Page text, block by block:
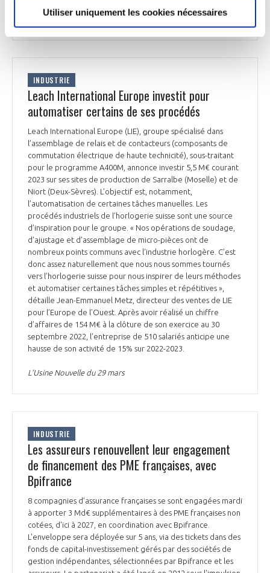
Utiliser uniquement les cookies nécessaires
Aerobuzz du 29 mars
INDUSTRIE
Leach International Europe investit pour
automatiser certains de ses procédés
Leach International Europe (LIE), groupe spécialisé dans
l’assemblage de relais et de contacteurs (composants de
commutation électrique de haute technicité), sous-traitant
pour le programme A400M, annonce investir 5,5 M€ courant
2023 sur ses sites de production de Sarralbe (Moselle) et de
Niort (Deux-Sèvres). L’objectif est, notamment,
l’automatisation de certaines tâches manuelles. Les
procédés industriels de l’horlogerie suisse sont une source
d’inspiration pour le groupe. « Nos opérations de soudage,
d’ajustage et d’assemblage de micro-pièces ont de
nombreux points communs avec l’industrie horlogère. C’est
donc assez naturellement que nous nous sommes tournés
vers l’horlogerie suisse pour nous inspirer de leurs méthodes
et automatiser certaines tâches simples et répétitives »,
détaille Jean-Emmanuel Metz, directeur des ventes de LIE
pour l’Europe de l’Ouest. Après avoir réalisé un chiffre
d’affaires de 154 M€ à la clôture de son exercice au 30
septembre 2022, l’entreprise de 510 salariés anticipe une
hausse de son activité de 15% sur 2022-2023.
L’Usine Nouvelle du 29 mars
INDUSTRIE
Les assureurs renouvellent leur engagement
de financement des PME françaises, avec
Bpifrance
8 compagnies d’assurance françaises se sont engagées mardi
à apporter 3 Md€ supplémentaires à des PME françaises non
cotées, d'ici à 2027, en coordination avec Bpifrance.
L'enveloppe sera déployée sur 5 ans, via des tickets dans des
fonds de capital-investissement gérés par des sociétés de
gestion indépendantes, sélectionnées par Bpifrance et les